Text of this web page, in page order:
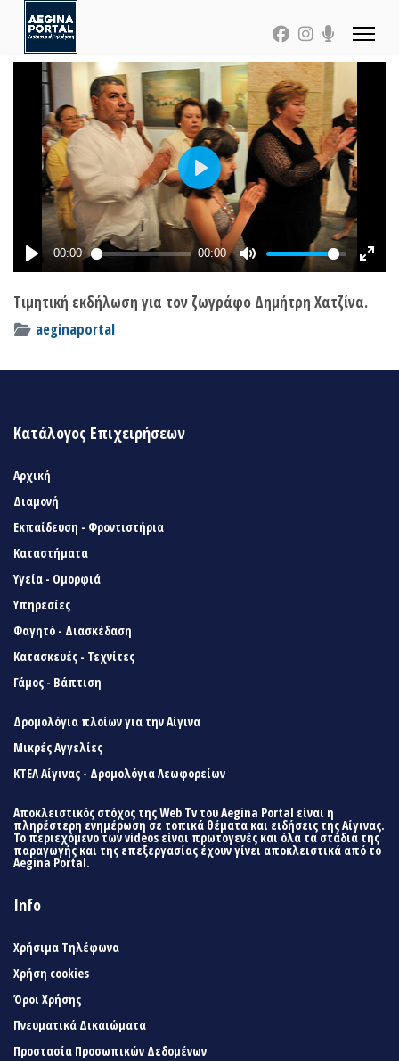
Τιμητική εκδήλωση για τον ζωγράφο Δημήτρη Χατζίνα.
aeginaportal
Κατάλογος Επιχειρήσεων
Αρχική
Διαμονή
Εκπαίδευση - Φροντιστήρια
Καταστήματα
Υγεία - Ομορφιά
Υπηρεσίες
Φαγητό - Διασκέδαση
Κατασκευές - Τεχνίτες
Γάμος - Βάπτιση
Δρομολόγια πλοίων για την Αίγινα
Μικρές Αγγελίες
ΚΤΕΛ Αίγινας - Δρομολόγια Λεωφορείων
Αποκλειστικός στόχος της Web Tv του Aegina Portal είναι η
πληρέστερη ενημέρωση σε τοπικά θέματα και ειδήσεις της Αίγινας.
Το περιεχόμενο των videos είναι πρωτογενές και όλα τα στάδια της
παραγωγής και της επεξεργασίας έχουν γίνει αποκλειστικά από το
Aegina Portal.
Info
Χρήσιμα Τηλέφωνα
Χρήση cookies
Όροι Χρήσης
Πνευματικά Δικαιώματα
Προστασία Προσωπικών Δεδομένων